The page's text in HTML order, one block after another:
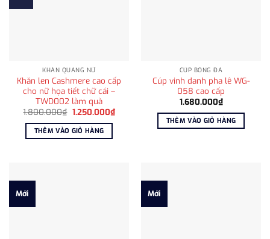
KHĂN QUÀNG NỮ
Khăn len Cashmere cao cấp
cho nữ họa tiết chữ cái –
TWD002 làm quà
1.800.000₫ Giá
là:
1.800.000₫.
1.250.000₫Giá
hiện
THÊM VÀO GIỎ HÀNG
CÚP BÓNG ĐÁ
Cúp vinh danh pha lê WG-
058 cao cấp
1.680.000₫
THÊM VÀO GIỎ HÀNG
Mới Mới